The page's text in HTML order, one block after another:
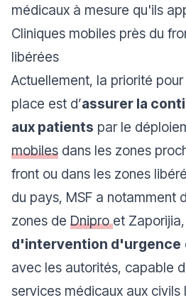
médicaux à mesure qu'ils
Cliniques mobiles près du
libérées
Actuellement, la priorité
place est d’assurer la
aux patients par le
mobiles dans les zones
front ou dans les zones
du pays, MSF a notamment
zones de Dniproet
d'intervention d'urgence
avec les autorités, capable
services médicaux aux civils